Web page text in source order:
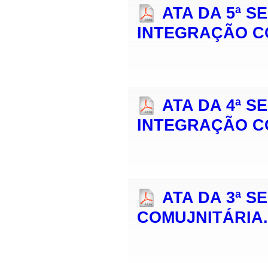
ATA DA 5ª
INTEGRAÇÃO
ATA DA 4ª
INTEGRAÇÃO
ATA DA 3ª